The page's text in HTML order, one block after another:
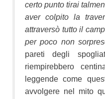
certo punto tirai
aver colpito la
attraversò tutto il
per poco non
pareti degli
riempirebbero
leggende come
avvolgere nel mito